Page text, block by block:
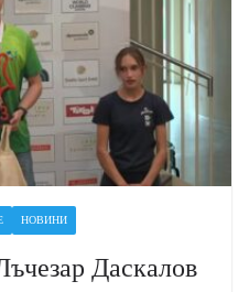
НОВИНИ
Даскалов